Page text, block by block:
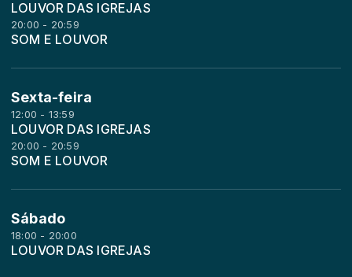
LOUVOR DAS IGREJAS
20:00 - 20:59
SOM E LOUVOR
Sexta-feira
12:00 - 13:59
LOUVOR DAS IGREJAS
20:00 - 20:59
SOM E LOUVOR
Sábado
18:00 - 20:00
LOUVOR DAS IGREJAS